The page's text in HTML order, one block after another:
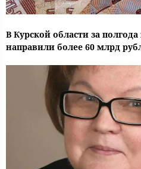
В Курской области за
направили более 60 млрд